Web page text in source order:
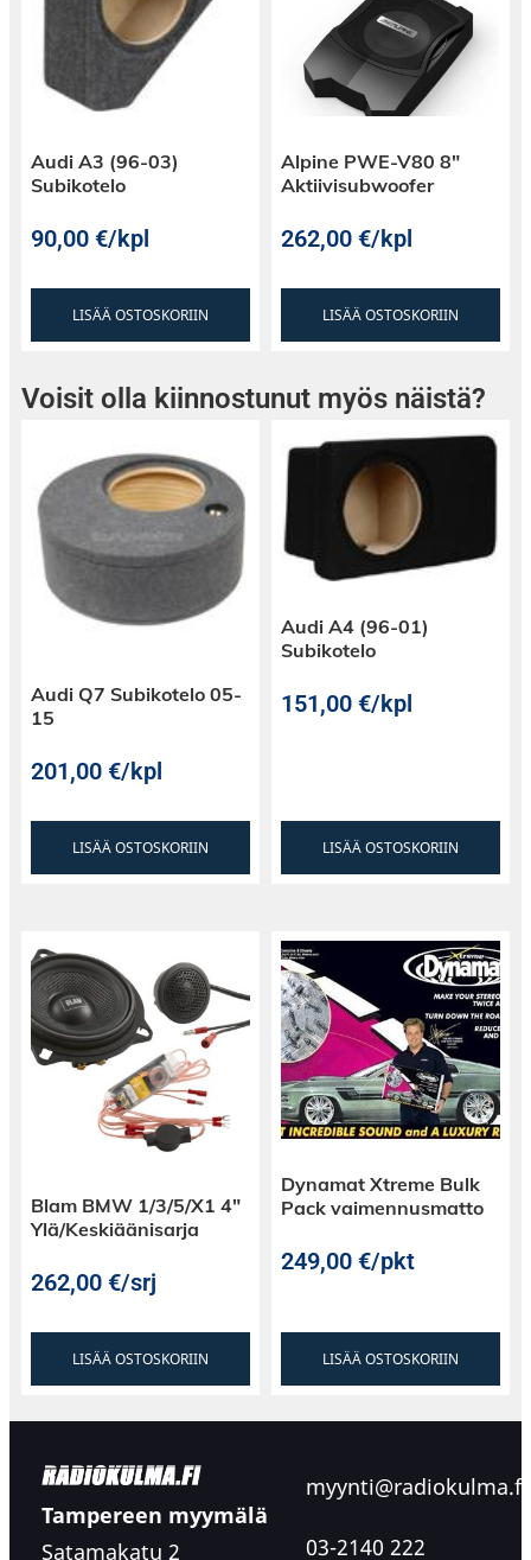
Audi A3 (96-03)
Subikotelo
90,00€/kpl
LISÄÄ OSTOSKORIIN
Alpine PWE-V80 8″
Aktiivisubwoofer
262,00€/kpl
LISÄÄ OSTOSKORIIN
Voisit olla kiinnostunut myös näistä?
Audi Q7 Subikotelo 05-
15
201,00€/kpl
LISÄÄ OSTOSKORIIN
Audi A4 (96-01)
Subikotelo
151,00€/kpl
LISÄÄ OSTOSKORIIN
Blam BMW 1/3/5/X1 4″
Ylä/Keskiäänisarja
262,00€/srj
LISÄÄ OSTOSKORIIN
Dynamat Xtreme Bulk
Pack vaimennusmatto
249,00€/pkt
LISÄÄ OSTOSKORIIN
Tampereen myymälä
Satamakatu 2
myynti@radiokulma.fi
03-2140 222